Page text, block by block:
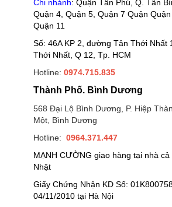
Chi nhánh: Quận Tân Phú, Q. Tân
Quận 4, Quận 5, Quận 7 Quận
Quận 11
Số: 46A KP 2, đường Tân Thới Nhất
Thới Nhất, Q 12, Tp. HCM
Hotline: 0974.715.835
Thành Phố. Bình Dương
568 Đại Lộ Bình Dương, P. Hiệp
Một, Bình Dương
Hotline: 0964.371.447
MẠNH CƯỜNG giao hàng tại nhà
Nhật
Giấy Chứng Nhận KD Số:
04/11/2010 tại Hà Nội